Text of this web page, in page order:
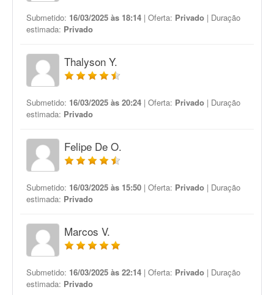
Submetido: 16/03/2025 às 18:14 | Oferta: Privado | Duração
estimada: Privado
Thalyson Y.
Submetido: 16/03/2025 às 20:24 | Oferta: Privado | Duração
estimada: Privado
Felipe De O.
Submetido: 16/03/2025 às 15:50 | Oferta: Privado | Duração
estimada: Privado
Marcos V.
Submetido: 16/03/2025 às 22:14 | Oferta: Privado | Duração
estimada: Privado